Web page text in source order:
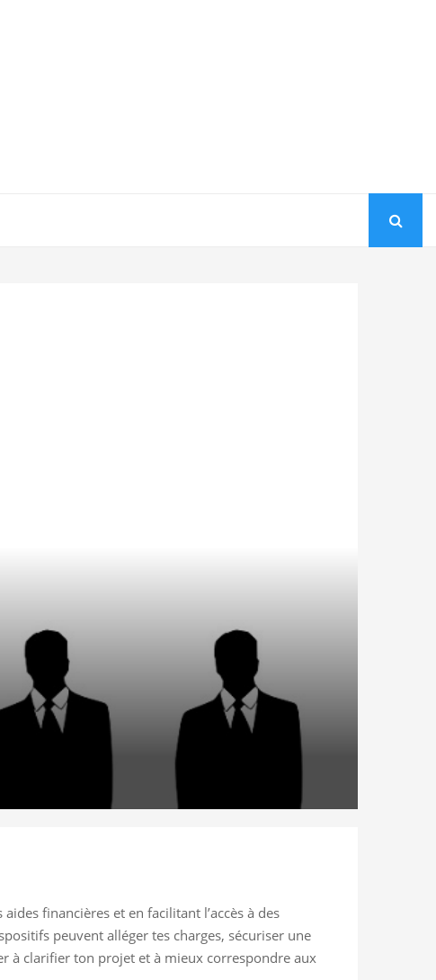
financières et en facilitant l’accès à des
peuvent alléger tes charges, sécuriser une
à clarifier ton projet et à mieux correspondre aux